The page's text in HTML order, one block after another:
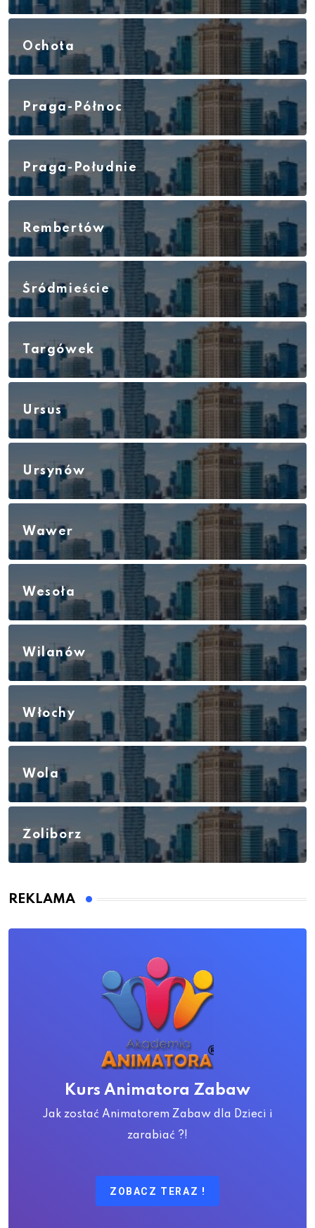
Ochota
Praga-Północ
Praga-Południe
Rembertów
Śródmieście
Targówek
Ursus
Ursynów
Wawer
Wesoła
Wilanów
Włochy
Wola
Żoliborz
REKLAMA
Kurs Animatora Zabaw
Jak zostać Animatorem Zabaw dla Dzieci i
zarabiać ?!
ZOBACZ TERAZ !